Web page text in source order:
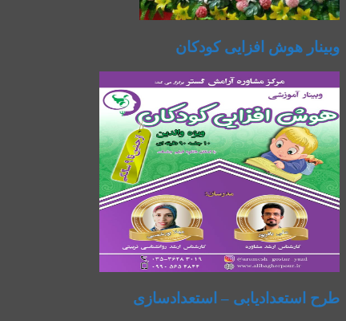
وبینار هوش افزایی کودکان
طرح استعدادیابی – استعدادسازی